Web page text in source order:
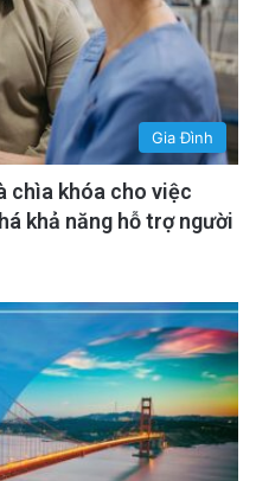
Gia Đình
chìa khóa cho việc
khả năng hỗ trợ người